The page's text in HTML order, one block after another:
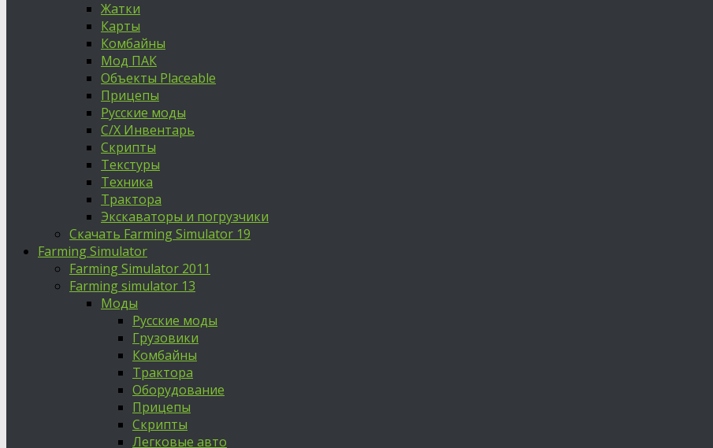
Жатки
Карты
Комбайны
Мод ПАК
Объекты Placeable
Прицепы
Русские моды
С/Х Инвентарь
Скрипты
Текстуры
Техника
Трактора
Экскаваторы и погрузчики
Скачать Farming Simulator 19
Farming Simulator
Farming Simulator 2011
Farming simulator 13
Моды
Русские моды
Грузовики
Комбайны
Трактора
Оборудование
Прицепы
Скрипты
Легковые авто